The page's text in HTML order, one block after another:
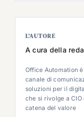
L’AUTORE
A cura della
Office Automation
canale di
soluzioni per il
che si rivolge a
catena del valore